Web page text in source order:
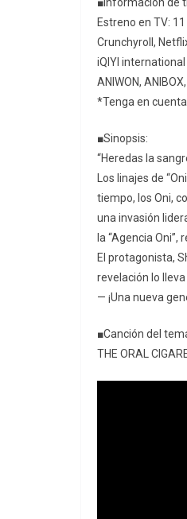
Estreno en TV:
Crunchyroll,
iQIYI international
ANIWON,
*Tenga en
■Sinopsis:
“Heredas la
Los linajes de
tiempo, los Oni,
una invasión
la “Agencia
El protagonista,
revelación lo
— ¡Una nueva
■Canción del
THE ORAL